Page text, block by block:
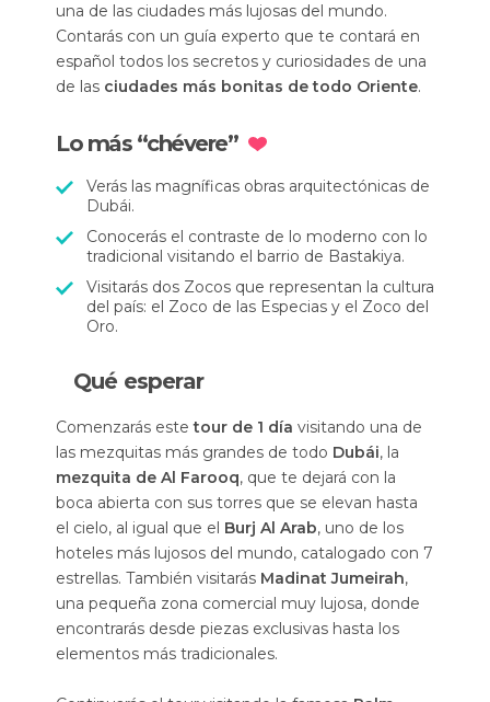
una de las ciudades más lujosas del mundo.
Contarás con un guía experto que te contará en
español todos los secretos y curiosidades de una
de las ciudades más bonitas de todo Oriente.
Lo más “chévere”
Verás las magníficas obras arquitectónicas de
Dubái.
Conocerás el contraste de lo moderno con lo
tradicional visitando el barrio de Bastakiya.
Visitarás dos Zocos que representan la cultura
del país: el Zoco de las Especias y el Zoco del
Oro.
Qué esperar
Comenzarás estetour de 1 día visitando una de
las mezquitas más grandes de todo Dubái, la
mezquita de Al Farooq, que te dejará con la
boca abierta con sus torres que se elevan hasta
el cielo, al igual que el Burj Al Arab, uno de los
hoteles más lujosos del mundo, catalogado con 7
estrellas. También visitarás Madinat Jumeirah,
una pequeña zona comercial muy lujosa, donde
encontrarás desde piezas exclusivas hasta los
elementos más tradicionales.